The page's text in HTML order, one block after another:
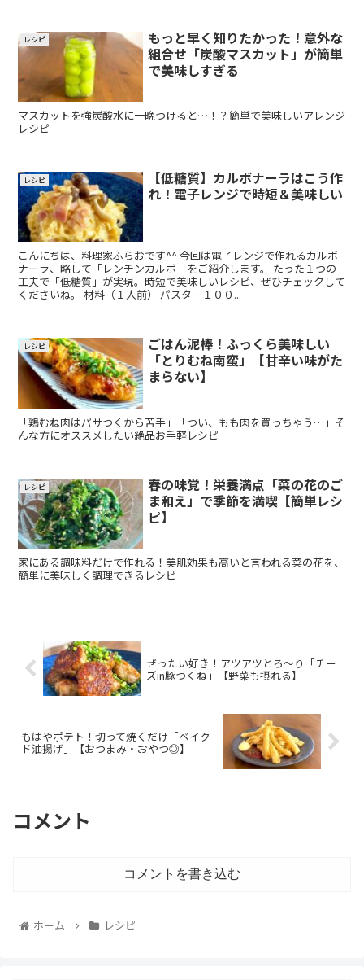
レシピ
もっと早く知りたかった！意外な
組合せ「炭酸マスカット」が簡単
で美味しすぎる
マスカットを強炭酸水に一晩つけると…！？簡単で美味しいアレンジ
レシピ
レシピ
【低糖質】カルボナーラはこう作
れ！電子レンジで時短＆美味しい
こんにちは、料理家ふらおです^^ 今回は電子レンジで作れるカルボ
ナーラ、略して「レンチンカルボ」をご紹介します。 たった１つの
工夫で「低糖質」が実現。時短で美味しいレシピ、ぜひチェックして
くださいね。 材料（１人前） パスタ…１００...
レシピ
ごはん泥棒！ふっくら美味しい
「とりむね南蛮」【甘辛い味がた
まらない】
「鶏むね肉はパサつくから苦手」「つい、もも肉を買っちゃう…」そ
んな方にオススメしたい絶品お手軽レシピ
レシピ
春の味覚！栄養満点「菜の花のご
ま和え」で季節を満喫【簡単レシ
ピ】
家にある調味料だけで作れる！美肌効果も高いと言われる菜の花を、
簡単に美味しく調理できるレシピ
ぜったい好き！アツアツとろ～り「チー
ズin豚つくね」【野菜も摂れる】
もはやポテト！切って焼くだけ「ベイク
ド油揚げ」【おつまみ・おやつ◎】
コメント
コメントを書き込む
ホーム レシピ